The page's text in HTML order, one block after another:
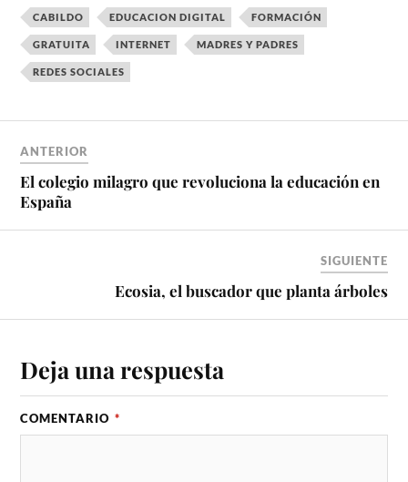
CABILDO EDUCACION DIGITAL FORMACIÓN
GRATUITA INTERNET MADRES Y PADRES
REDES SOCIALES
ANTERIOR
El colegio milagro que revoluciona la educación en
España
SIGUIENTE
Ecosia, el buscador que planta árboles
Deja una respuesta
COMENTARIO *